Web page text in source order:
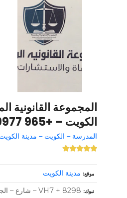
المجموعة القانونية
الكويت – +965 9977 7775
المدرسة – الكويت – مدينة الكويت
موقع مدينة الكويت
تبوك 8298 + VH7 – شارع – الجابرية ، – الكويت